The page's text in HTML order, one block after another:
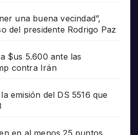
una buena vecindad”,
del presidente Rodrigo Paz
$us 5.600 ante las
contra Irán
emisión del DS 5516 que